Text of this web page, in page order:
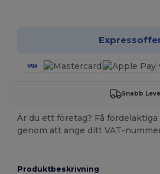
Snabb
Är du ett företag? Få
genom att ange ditt VAT-
Produktbeskrivning